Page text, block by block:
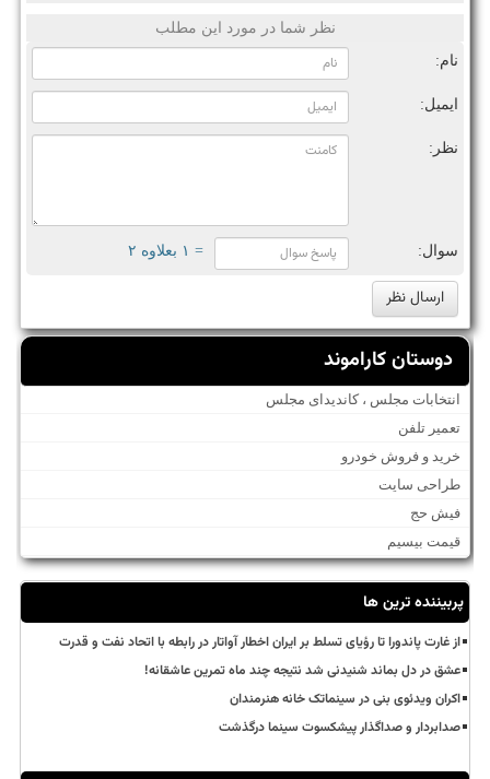
نظر شما در مورد این مطلب
نام:
ایمیل:
نظر:
سوال: = ۱ بعلاوه ۲
دوستان کاراموند
انتخابات مجلس ، کاندیدای مجلس
تعمیر تلفن
خرید و فروش خودرو
طراحی سایت
فیش حج
قیمت بیسیم
پربیننده ترین ها
از غارت پاندورا تا رؤیای تسلط بر ایران اخطار آواتار در رابطه با اتحاد نفت و قدرت
عشق در دل بماند شنیدنی شد نتیجه چند ماه تمرین عاشقانه!
اکران ویدئوی بنی در سینماتک خانه هنرمندان
صدابردار و صداگذار پیشکسوت سینما درگذشت